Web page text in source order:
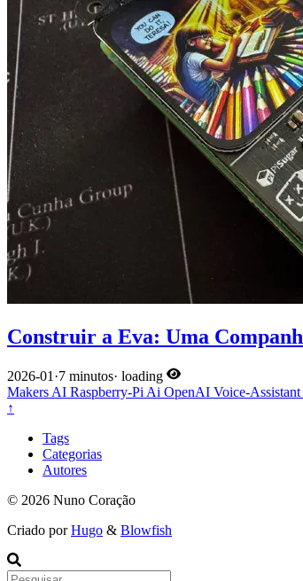
Construir a Eva: Uma
2026-01 ·7 minutos· loading
Makers AI Raspberry-Pi Ai OpenAI Voice-Assistant
↑
Tags
Categorias
Autores
© 2026 Nuno Coração
Criado porHugo & Blowfish